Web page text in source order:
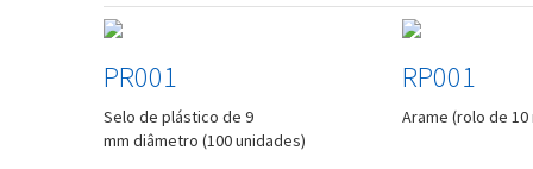
PR001
Selo de plástico de 9
mm diâmetro (100 unidades)
RP001
Arame (rolo de